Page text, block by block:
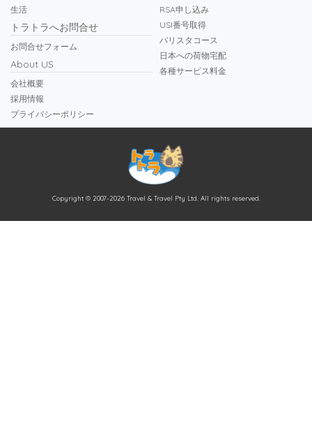
生活
トラトラへお問合せ
お問合せフォーム
About US
会社概要
採用情報
プライバシーポリシー
RSA申し込み
USI番号取得
バリスタコース
日本への荷物宅配
各種サービス料金
Copyright © 2007-2026 Travel & Travel Pty Ltd. All rights reserved.